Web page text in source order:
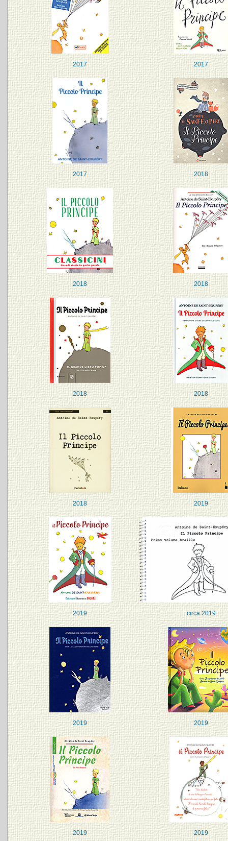
2017 2017
2017 2018
2018 2018
2018 2018
2018 2019
2019 circa 2019
2019 2019
2019 2019